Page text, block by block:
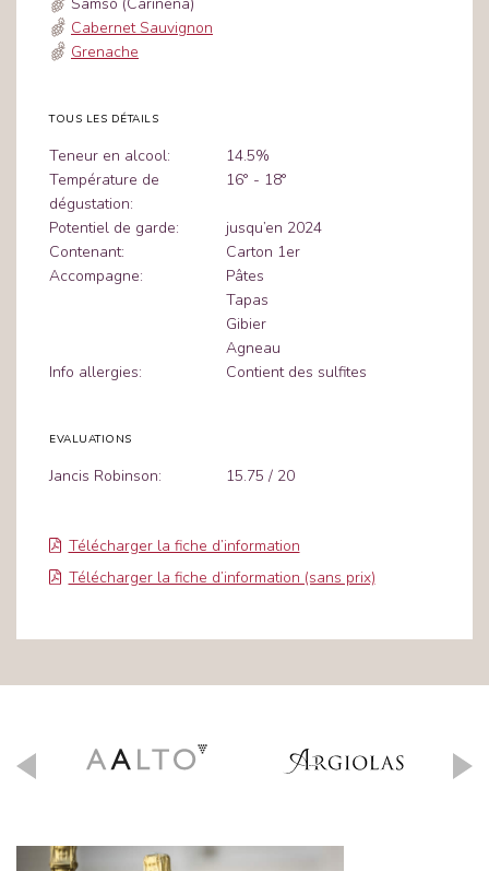
Cabernet Sauvignon
Grenache
TOUS LES DÉTAILS
Teneur en alcool:
14.5%
Température de
dégustation:
16° - 18°
Potentiel de garde:
jusqu’en 2024
Contenant:
Carton 1er
Accompagne:
Pâtes
Tapas
Gibier
Agneau
Info allergies:
Contient des sulfites
EVALUATIONS
Jancis Robinson: 15.75 / 20
Télécharger la fiche d’information
Télécharger la fiche d’information (sans prix)